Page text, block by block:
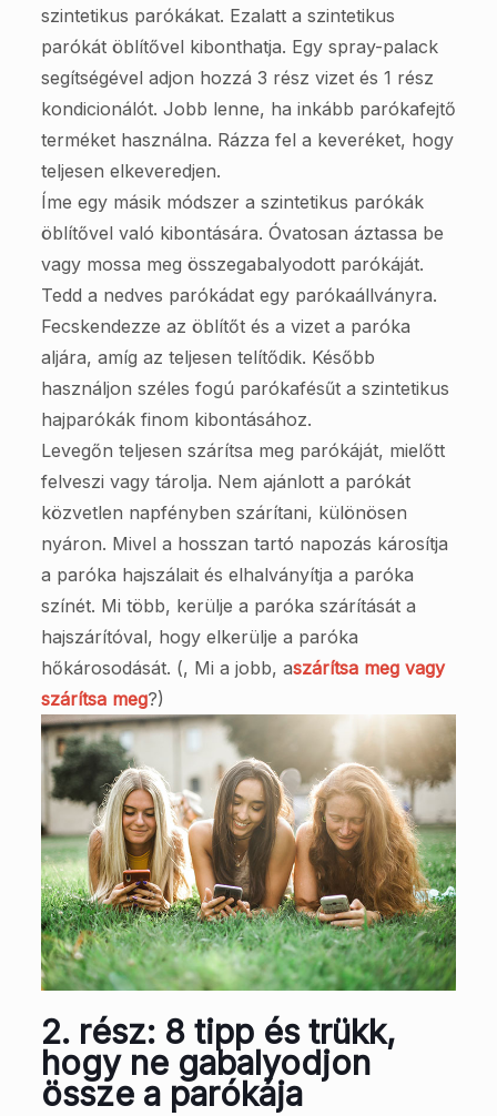
szintetikus parókákat. Ezalatt a szintetikus
parókát öblítővel kibonthatja. Egy spray-palack
segítségével adjon hozzá 3 rész vizet és 1 rész
kondicionálót. Jobb lenne, ha inkább parókafejtő
terméket használna. Rázza fel a keveréket, hogy
teljesen elkeveredjen.
Íme egy másik módszer a szintetikus parókák
öblítővel való kibontására. Óvatosan áztassa be
vagy mossa meg összegabalyodott parókáját.
Tedd a nedves parókádat egy parókaállványra.
Fecskendezze az öblítőt és a vizet a paróka
aljára, amíg az teljesen telítődik. Később
használjon széles fogú parókafésűt a szintetikus
hajparókák finom kibontásához.
Levegőn teljesen szárítsa meg parókáját, mielőtt
felveszi vagy tárolja. Nem ajánlott a parókát
közvetlen napfényben szárítani, különösen
nyáron. Mivel a hosszan tartó napozás károsítja
a paróka hajszálait és elhalványítja a paróka
színét. Mi több, kerülje a paróka szárítását a
hajszárítóval, hogy elkerülje a paróka
hőkárosodását. (, Mi a jobb, aszárítsa meg vagy
szárítsa meg?)
2. rész: 8 tipp és trükk,
hogy ne gabalyodjon
össze a parókája